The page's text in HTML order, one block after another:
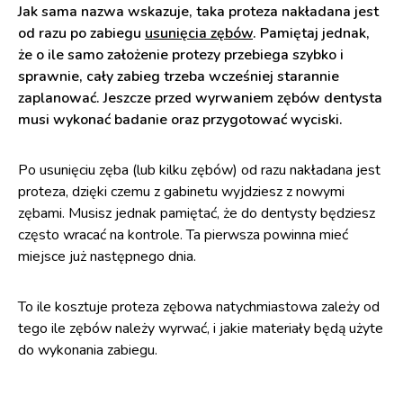
Jak sama nazwa wskazuje, taka proteza nakładana jest
od razu po zabiegu usunięcia zębów. Pamiętaj jednak,
że o ile samo założenie protezy przebiega szybko i
sprawnie, cały zabieg trzeba wcześniej starannie
zaplanować. Jeszcze przed wyrwaniem zębów dentysta
musi wykonać badanie oraz przygotować wyciski.
Po usunięciu zęba (lub kilku zębów) od razu nakładana jest
proteza, dzięki czemu z gabinetu wyjdziesz z nowymi
zębami. Musisz jednak pamiętać, że do dentysty będziesz
często wracać na kontrole. Ta pierwsza powinna mieć
miejsce już następnego dnia.
To ile kosztuje proteza zębowa natychmiastowa zależy od
tego ile zębów należy wyrwać, i jakie materiały będą użyte
do wykonania zabiegu.